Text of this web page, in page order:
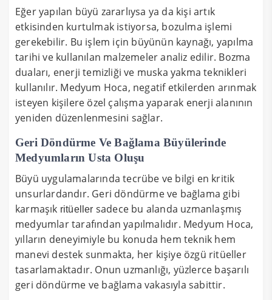
Eğer yapılan büyü zararlıysa ya da kişi artık
etkisinden kurtulmak istiyorsa, bozulma işlemi
gerekebilir. Bu işlem için büyünün kaynağı, yapılma
tarihi ve kullanılan malzemeler analiz edilir. Bozma
duaları, enerji temizliği ve muska yakma teknikleri
kullanılır. Medyum Hoca, negatif etkilerden arınmak
isteyen kişilere özel çalışma yaparak enerji alanının
yeniden düzenlenmesini sağlar.
Geri Döndürme Ve Bağlama Büyülerinde
Medyumların Usta Oluşu
Büyü uygulamalarında tecrübe ve bilgi en kritik
unsurlardandır. Geri döndürme ve bağlama gibi
karmaşık ritüeller sadece bu alanda uzmanlaşmış
medyumlar tarafından yapılmalıdır. Medyum Hoca,
yılların deneyimiyle bu konuda hem teknik hem
manevi destek sunmakta, her kişiye özgü ritüeller
tasarlamaktadır. Onun uzmanlığı, yüzlerce başarılı
geri döndürme ve bağlama vakasıyla sabittir.